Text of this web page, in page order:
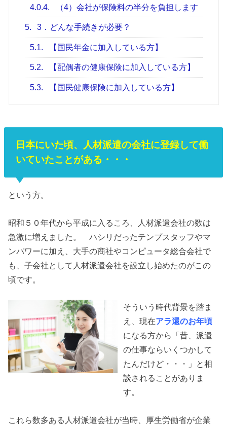
4.0.4. （4）会社が保険料の半分を負担します
5. 3．どんな手続きが必要？
5.1. 【国民年金に加入している方】
5.2. 【配偶者の健康保険に加入している方】
5.3. 【国民健康保険に加入している方】
日本にいた頃、人材派遣の会社に登録して働
いていたことがある・・・
という方。
昭和５０年代から平成に入るころ、人材派遣会社の数は
急激に増えました。 ハシリだったテンプスタッフやマ
ンパワーに加え、大手の商社やコンピュータ総合会社で
も、子会社として人材派遣会社を設立し始めたのがこの
頃です。
そういう時代背景を踏ま
え、現在アラ還のお年頃
になる方から「昔、派遣
の仕事ならいくつかして
たんだけど・・・」と相
談されることがありま
す。
これら数多ある人材派遣会社が当時、厚生労働省が企業